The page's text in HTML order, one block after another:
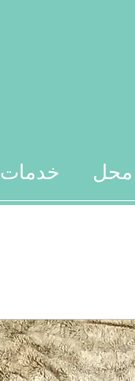
خدمات محل